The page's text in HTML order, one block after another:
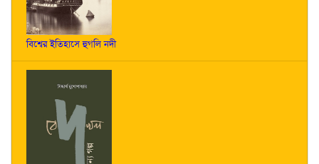
বিশ্বের ইতিহাসে হুগলি নদী